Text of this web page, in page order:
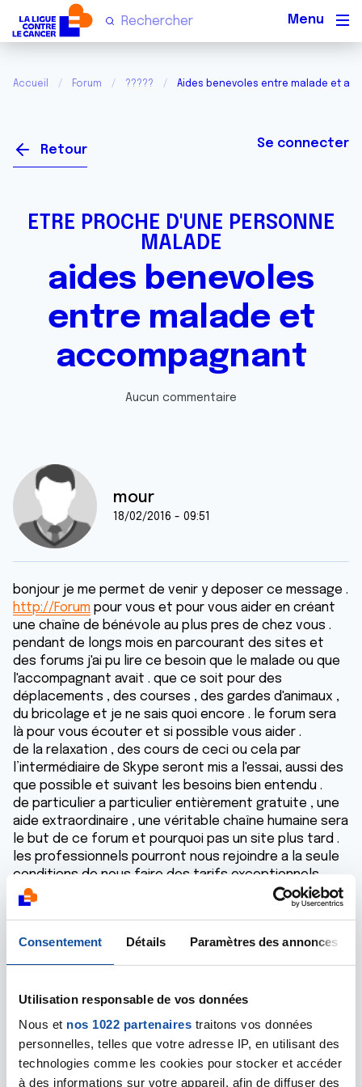
Consentement Détails Paramètres des annonces
Utilisation responsable de vos données
Nous et nos 1022 partenaires traitons vos données
personnelles, telles que votre adresse IP, en utilisant des
technologies comme les cookies pour stocker et accéder
à des informations sur votre appareil, afin de diffuser des
Accueil Forum ????? Aides benevoles entre malade et
Retour Se connecter
ETRE PROCHE D'UNE PERSONNE
MALADE
aides benevoles
entre malade et
accompagnant
Aucun commentaire
mour
18/02/2016 - 09:51
bonjour je me permet de venir y deposer ce message .
http://Forum pour vous et pour vous aider en créant
une chaîne de bénévole au plus pres de chez vous .
pendant de longs mois en parcourant des sites et
des forums j'ai pu lire ce besoin que le malade ou que
l'accompagnant avait . que ce soit pour des
déplacements , des courses , des gardes d'animaux ,
du bricolage et je ne sais quoi encore . le forum sera
là pour vous écouter et si possible vous aider .
de la relaxation , des cours de ceci ou cela par
l’intermédiaire de Skype seront mis a l'essai, aussi des
que possible et suivant les besoins bien entendu .
de particulier a particulier entièrement gratuite , une
aide extraordinaire , une véritable chaîne humaine sera
le but de ce forum et pourquoi pas un site plus tard .
les professionnels pourront nous rejoindre a la seule
conditions de nous faire des tarifs exceptionnels
pouvant s'apparenter a du gratuit . dans ce cas avant
de s'inscrire ils devront avoir l'accord des
soit clair des le départ .
alors venez nous rejoindre malades , accompagnants ,
ensemble et aidons nous
mourad administrateur :
http://egcam.forumactif.org/
Répondre